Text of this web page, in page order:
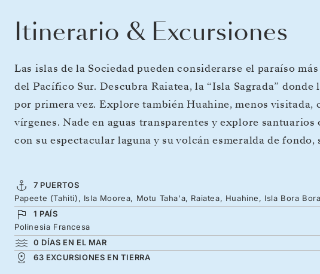
Itinerario & Excursiones
Las islas de la Sociedad pueden considerarse el paraíso
del Pacífico Sur. Descubra Raiatea, la “Isla Sagrada”
por primera vez. Explore también Huahine, menos visitada,
vírgenes. Nade en aguas transparentes y explore
con su espectacular laguna y su volcán esmeralda de fondo,
7 PUERTOS
Papeete (Tahiti), Isla Moorea, Motu Taha'a, Raiatea, Huahine, Isla Bora
1 PAÍS
Polinesia Francesa
0 DÍAS EN EL MAR
63 EXCURSIONES EN TIERRA